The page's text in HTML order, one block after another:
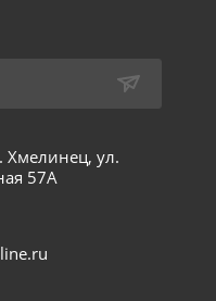
Хмелинец, ул.
57А